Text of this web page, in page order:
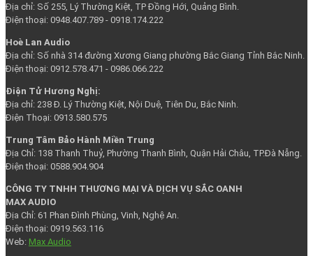
Địa chỉ: Số 255, Lý Thường Kiệt, TP Đồng Hới, Quảng Bình.
Điện thoại: 0948.407.789 - 0918.174.222
Hoè Lan Audio
Địa chỉ: Số nhà 314 đường Xương Giang phường Bắc Giang Tỉnh Bắc Ninh.
Điện thoại: 0912.578.471 - 0986.066.222
Điện Tử Hương Nghị:
Địa chỉ: 238 Đ. Lý Thường Kiệt, Nội Duệ, Tiên Du, Bắc Ninh.
Điện Thoại: 0913.580.575
Trung Tâm Bảo Hành Miền Trung
Địa Chỉ: 138 Thanh Thuỷ, Phường Thanh Bình, Quận Hải Châu, TP.Đà Nẵng.
Điện thoại: 0588.904.904
CÔNG TY TNHH THƯƠNG MẠI VÀ DỊCH VỤ SẮC OANH
MAX AUDIO
Địa Chỉ: 61 Phan Đình Phùng, Vinh, Nghệ An.
Điện thoại: 0919.563.116
Web: Max Audio